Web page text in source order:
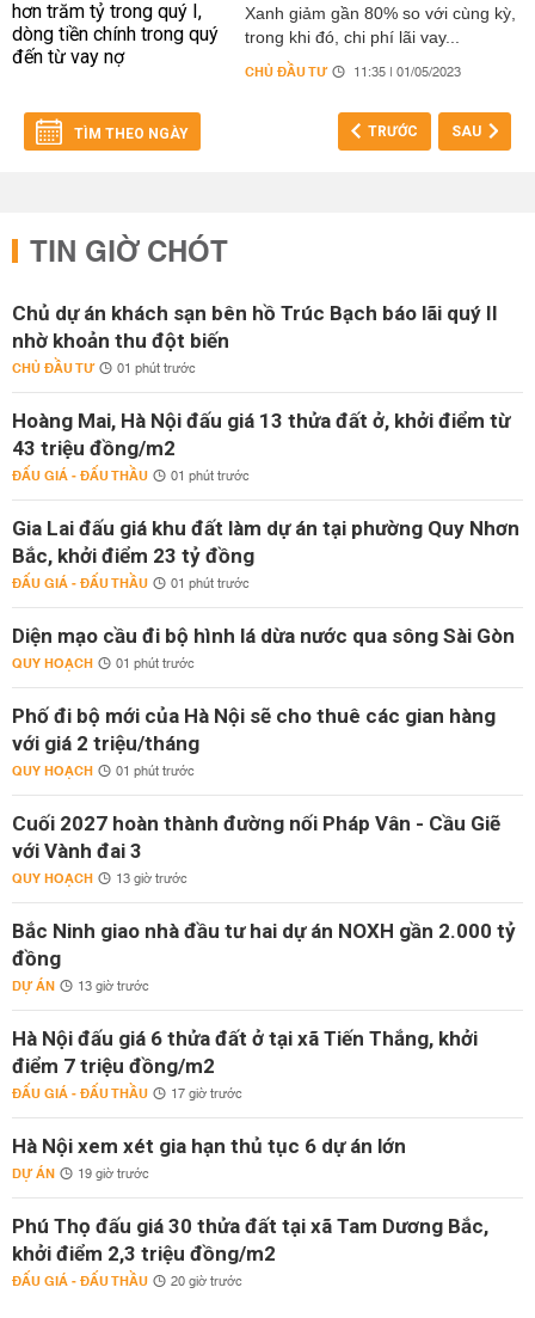
Xanh giảm gần 80% so với cùng kỳ,
trong khi đó, chi phí lãi vay...
CHỦ ĐẦU TƯ 11:35 | 01/05/2023
TÌM THEO NGÀY TRƯỚC SAU
TIN GIỜ CHÓT
Chủ dự án khách sạn bên hồ Trúc Bạch báo lãi quý II
nhờ khoản thu đột biến
CHỦ ĐẦU TƯ 01 phút trước
Hoàng Mai, Hà Nội đấu giá 13 thửa đất ở, khởi điểm từ
43 triệu đồng/m2
ĐẤU GIÁ - ĐẤU THẦU 01 phút trước
Gia Lai đấu giá khu đất làm dự án tại phường Quy Nhơn
Bắc, khởi điểm 23 tỷ đồng
ĐẤU GIÁ - ĐẤU THẦU 01 phút trước
Diện mạo cầu đi bộ hình lá dừa nước qua sông Sài Gòn
QUY HOẠCH 01 phút trước
Phố đi bộ mới của Hà Nội sẽ cho thuê các gian hàng
với giá 2 triệu/tháng
QUY HOẠCH 01 phút trước
Cuối 2027 hoàn thành đường nối Pháp Vân - Cầu Giẽ
với Vành đai 3
QUY HOẠCH 13 giờ trước
Bắc Ninh giao nhà đầu tư hai dự án NOXH gần 2.000 tỷ
đồng
DỰ ÁN 13 giờ trước
Hà Nội đấu giá 6 thửa đất ở tại xã Tiến Thắng, khởi
điểm 7 triệu đồng/m2
ĐẤU GIÁ - ĐẤU THẦU 17 giờ trước
Hà Nội xem xét gia hạn thủ tục 6 dự án lớn
DỰ ÁN 19 giờ trước
Phú Thọ đấu giá 30 thửa đất tại xã Tam Dương Bắc,
khởi điểm 2,3 triệu đồng/m2
ĐẤU GIÁ - ĐẤU THẦU 20 giờ trước